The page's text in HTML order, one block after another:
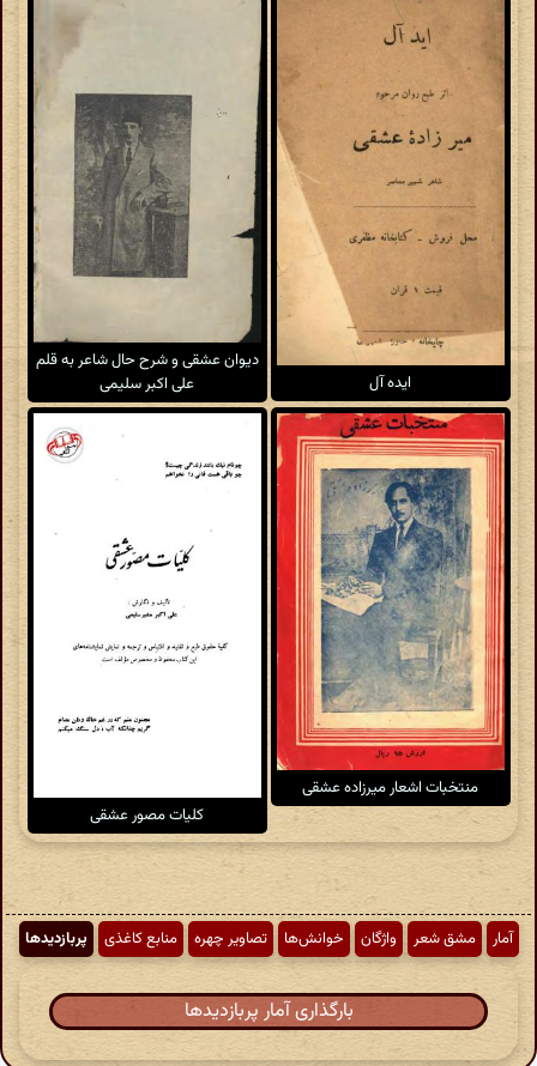
ایده آل
دیوان عشقی و شرح حال شاعر به قلم
علی اکبر سلیمی
منتخبات اشعار میرزاده عشقی
کلیات مصور عشقی
آمار مشق شعر واژگان خوانش‌ها تصاویر چهره منابع کاغذی پربازدیدها
بارگذاری آمار پربازدیدها